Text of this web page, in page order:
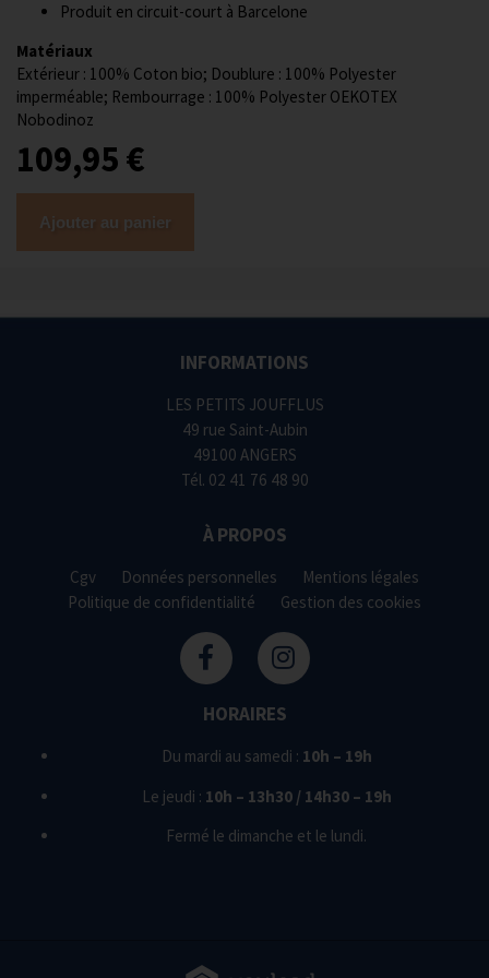
Produit en circuit-court à Barcelone
Matériaux
Extérieur : 100% Coton bio; Doublure : 100% Polyester
imperméable; Rembourrage : 100% Polyester OEKOTEX
Nobodinoz
109,95 €
Ajouter au panier
INFORMATIONS
LES PETITS JOUFFLUS
49 rue Saint-Aubin
49100 ANGERS
Tél. 02 41 76 48 90
À PROPOS
Cgv Données personnelles
Mentions légales
Politique de confidentialité
Gestion des cookies
HORAIRES
Du mardi au samedi : 10h – 19h
Le jeudi : 10h – 13h30 / 14h30 – 19h
Fermé le dimanche et le lundi.